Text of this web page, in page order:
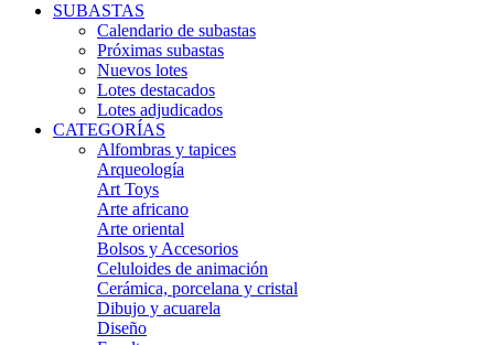
SUBASTAS
Calendario de subastas
Próximas subastas
Nuevos lotes
Lotes destacados
Lotes adjudicados
CATEGORÍAS
Alfombras y tapices
Arqueología
Art Toys
Arte africano
Arte oriental
Bolsos y Accesorios
Celuloides de animación
Cerámica, porcelana y cristal
Dibujo y acuarela
Diseño